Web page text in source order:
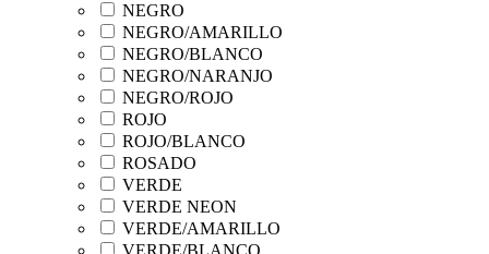
NEGRO
NEGRO/AMARILLO
NEGRO/BLANCO
NEGRO/NARANJO
NEGRO/ROJO
ROJO
ROJO/BLANCO
ROSADO
VERDE
VERDE NEON
VERDE/AMARILLO